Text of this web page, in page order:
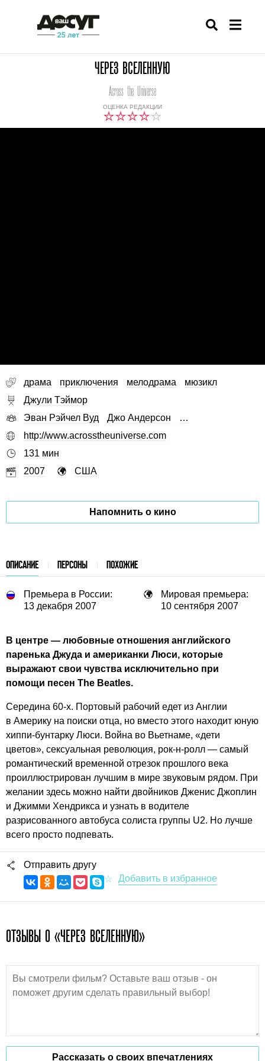
ЧЕРЕЗ ВСЕЛЕННУЮ
ОЦЕНКА РЕДАКЦИИ
Across the Universe
драма приключения мелодрама
мюзикл
Джули Тэймор
Эван Рэйчел Вуд
Джо Андерсон
…
http://www.acrosstheuniverse.com
131 мин
2007
США
Напомнить о кино
ОПИСАНИЕ ПЕРСОНЫ ПОХОЖИЕ
Премьера в России:
13 декабря 2007
Мировая премьера:
10 сентября 2007
В центре — любовные отношения английского
паренька Джуда и американки Люси, которые
выражают свои чувства исключительно при
помощи песен The Beatles.
Середина 60-х. Портовый рабочий едет из Англии
в Америку на поиски отца, но вместо этого находит юную
хиппи-бунтарку Люси. Война во Вьетнаме, «дети
цветов», сексуальная революция, рок-н-ролл — самый
романтический временной отрезок прошлого века
проиллюстрирован лучшим в мире звуковым рядом. При
желании здесь можно найти двойников Дженис Джоплин
и Джимми Хендрикса и узнать в водителе
разрисованного автобуса солиста группы U2. Но лучше
всего просто подпевать.
Отправить другу
ОТЗЫВЫ О «ЧЕРЕЗ ВСЕЛЕННУЮ»
Рассказать о своих впечатлениях